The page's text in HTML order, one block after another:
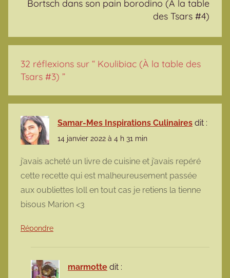
Bortsch dans son pain borodino (À la table
des Tsars #4)
32 réflexions sur “ Koulibiac (À la table des
Tsars #3) ”
Samar-Mes Inspirations Culinaires dit :
14 janvier 2022 à 4 h 31 min
j’avais acheté un livre de cuisine et j’avais repéré
cette recette qui est malheureusement passée
aux oubliettes loll en tout cas je retiens la tienne
bisous Marion <3
Répondre
marmotte dit :